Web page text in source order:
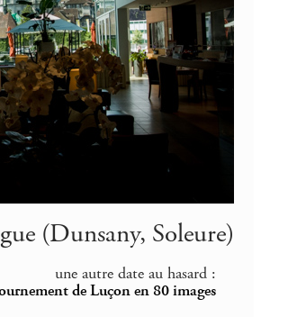
(Dunsany, Soleure)
une autre date au hasard :
de Luçon en 80 images